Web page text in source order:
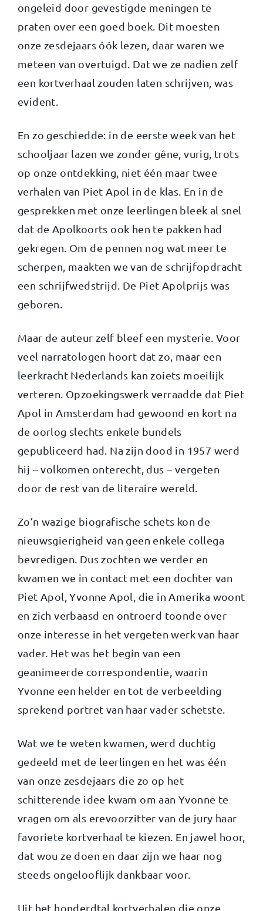
ongeleid door gevestigde meningen te
praten over een goed boek. Dit moesten
onze zesdejaars óók lezen, daar waren we
meteen van overtuigd. Dat we ze nadien zelf
een kortverhaal zouden laten schrijven, was
evident.
En zo geschiedde: in de eerste week van het
schooljaar lazen we zonder gêne, vurig, trots
op onze ontdekking, niet één maar twee
verhalen van Piet Apol in de klas. En in de
gesprekken met onze leerlingen bleek al snel
dat de Apolkoorts ook hen te pakken had
gekregen. Om de pennen nog wat meer te
scherpen, maakten we van de schrijfopdracht
een schrijfwedstrijd. De Piet Apolprijs was
geboren.
Maar de auteur zelf bleef een mysterie. Voor
veel narratologen hoort dat zo, maar een
leerkracht Nederlands kan zoiets moeilijk
verteren. Opzoekingswerk verraadde dat Piet
Apol in Amsterdam had gewoond en kort na
de oorlog slechts enkele bundels
gepubliceerd had. Na zijn dood in 1957 werd
hij – volkomen onterecht, dus – vergeten
door de rest van de literaire wereld.
Zo’n wazige biografische schets kon de
nieuwsgierigheid van geen enkele collega
bevredigen. Dus zochten we verder en
kwamen we in contact met een dochter van
Piet Apol, Yvonne Apol, die in Amerika woont
en zich verbaasd en ontroerd toonde over
onze interesse in het vergeten werk van haar
vader. Het was het begin van een
geanimeerde correspondentie, waarin
Yvonne een helder en tot de verbeelding
sprekend portret van haar vader schetste.
Wat we te weten kwamen, werd duchtig
gedeeld met de leerlingen en het was één
van onze zesdejaars die zo op het
schitterende idee kwam om aan Yvonne te
vragen om als erevoorzitter van de jury haar
favoriete kortverhaal te kiezen. En jawel hoor,
dat wou ze doen en daar zijn we haar nog
steeds ongelooflijk dankbaar voor.
Uit het honderdtal kortverhalen die onze